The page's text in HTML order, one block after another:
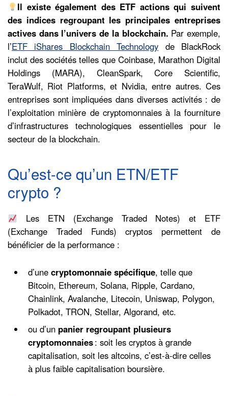
Il existe également des ETF actions qui suivent
des indices regroupant les principales entreprises
actives dans l’univers de la blockchain. Par exemple,
l’ETF iShares Blockchain Technology de BlackRock
inclut des sociétés telles que Coinbase, Marathon Digital
Holdings (MARA), CleanSpark, Core Scientific,
TeraWulf, Riot Platforms, et Nvidia, entre autres. Ces
entreprises sont impliquées dans diverses activités : de
l’exploitation minière de cryptomonnaies à la fourniture
d’infrastructures technologiques essentielles pour le
secteur de la blockchain.
Qu’est-ce qu’un ETN/ETF
crypto ?
Les ETN (Exchange Traded Notes) et ETF
(Exchange Traded Funds) cryptos permettent de
bénéficier de la performance :
d’une cryptomonnaie spécifique, telle que
Bitcoin, Ethereum, Solana, Ripple, Cardano,
Chainlink, Avalanche, Litecoin, Uniswap, Polygon,
Polkadot, TRON, Stellar, Algorand, etc.
ou d’un panier regroupant plusieurs
cryptomonnaies: soit les cryptos à grande
capitalisation, soit les altcoins, c’est-à-dire celles
à plus faible capitalisation boursière.